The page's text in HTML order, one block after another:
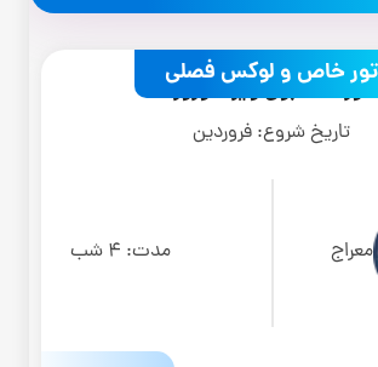
تور خاص و لوکس فصلی
تور استانبول ویژه نوروز
تاریخ شروع: فروردین
معراج مدت: 4 شب